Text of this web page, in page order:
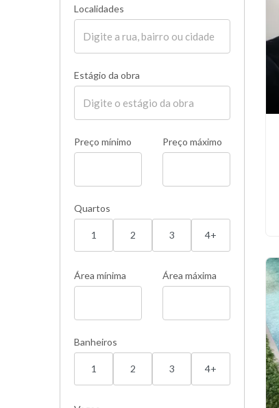
Localidades
Estágio da obra
Preço mínimo Preço máximo
Quartos
1 2 3 4+
Área mínima Área máxima
Banheiros
1 2 3 4+